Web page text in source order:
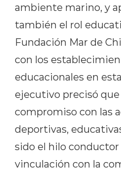
ambiente marino, y
también el rol
Fundación Mar de
con los
educacionales en
ejecutivo precisó que
compromiso con las
deportivas,
sido el hilo
vinculación con la